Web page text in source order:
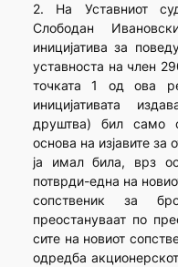
2. На Уставниот
Слободан
иницијатива за
уставноста на член
точката 1 од ова
иницијативата
друштва) бил само
основа на изјавите за
ја имал била, врз
потврди-една на
сопственик за
преостануваат по
сите на новиот
одредба